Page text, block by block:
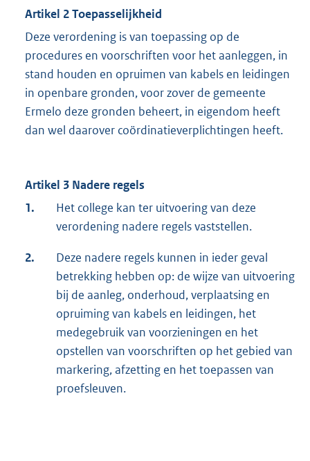
Artikel 2 Toepasselijkheid
Deze verordening is van toepassing op de
procedures en voorschriften voor het aanleggen, in
stand houden en opruimen van kabels en leidingen
in openbare gronden, voor zover de gemeente
Ermelo deze gronden beheert, in eigendom heeft
dan wel daarover coördinatieverplichtingen heeft.
Artikel 3 Nadere regels
1.
Het college kan ter uitvoering van deze
verordening nadere regels vaststellen.
2.
Deze nadere regels kunnen in ieder geval
betrekking hebben op: de wijze van uitvoering
bij de aanleg, onderhoud, verplaatsing en
opruiming van kabels en leidingen, het
medegebruik van voorzieningen en het
opstellen van voorschriften op het gebied van
markering, afzetting en het toepassen van
proefsleuven.